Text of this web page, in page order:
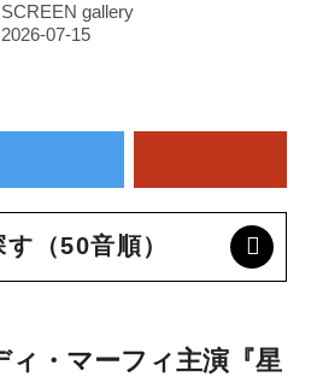
SCREEN gallery
（50音順）
ィ・マーフィ主演『星